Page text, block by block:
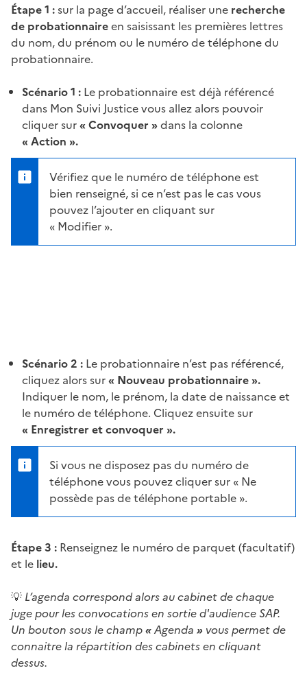
Étape 1 :sur la page d’accueil, réaliser une recherche
de probationnaireen saisissant les premières lettres
du nom, du prénom ou le numéro de téléphone du
probationnaire.
Scénario 1 : Le probationnaire est déjà référencé
dans Mon Suivi Justice vous allez alors pouvoir
cliquer sur« Convoquer »dans la colonne
« Action ».
Vérifiez que le numéro de téléphone est
bien renseigné, si ce n’est pas le cas vous
pouvez l’ajouter en cliquant sur
« Modifier ».
Scénario 2 : Le probationnaire n’est pas référencé,
cliquez alors sur« Nouveau probationnaire ».
Indiquer le nom, le prénom, la date de naissance et
le numéro de téléphone. Cliquez ensuite sur
« Enregistrer et convoquer ».
Si vous ne disposez pas du numéro de
téléphone vous pouvez cliquer sur « Ne
possède pas de téléphone portable ».
Étape 3 : Renseignez le numéro de parquet (facultatif)
et le lieu.
💡 L’agenda correspond alors au cabinet de chaque
juge pour les convocations en sortie d'audience SAP.
Un bouton sous le champ«Agenda » vous permet de
connaitre la répartition des cabinets en cliquant
dessus.